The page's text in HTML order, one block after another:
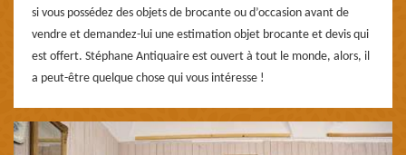
si vous possédez des objets de brocante ou d’occasion avant de
vendre et demandez-lui une estimation objet brocante et devis qui
est offert. Stéphane Antiquaire est ouvert à tout le monde, alors, il
a peut-être quelque chose qui vous intéresse !